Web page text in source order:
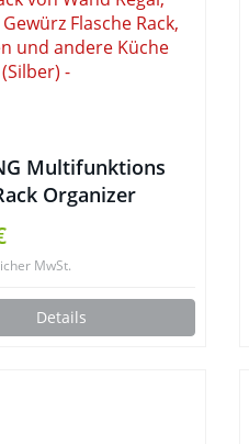
Multifunktions
Organizer
Wand hängende
Küche Rack von
gehören
Rack,
und andere
MwSt.
Details